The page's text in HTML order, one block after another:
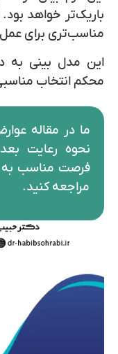
باریک‌تر خواهد
مناسب‌تری برای
این مدل بینی به
محکم انتخاب
ما در مقاله
نحوه رعایت
فرصت مناسب به
مراجعه کنید.